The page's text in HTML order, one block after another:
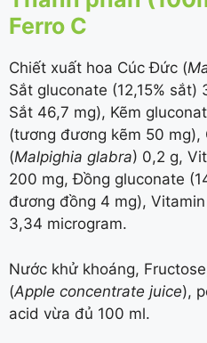
Ferro C
Chiết xuất hoa Cúc Đức (
Sắt gluconate (12,15% sắt)
Sắt 46,7 mg), Kẽm
(tương đương kẽm 50 mg),
(Malpighia glabra) 0,2 g,
200 mg, Đồng gluconate (
đương đồng 4 mg), Vitamin
3,34 microgram.
Nước khử khoáng,
(Apple concentrate juice),
acid vừa đủ 100 ml.